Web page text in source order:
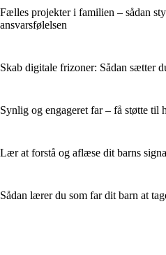
Fælles projekter i familien – sådan
ansvarsfølelsen
Skab digitale frizoner: Sådan sætter
Synlig og engageret far – få støtte til
Lær at forstå og aflæse dit barns
Sådan lærer du som far dit barn at